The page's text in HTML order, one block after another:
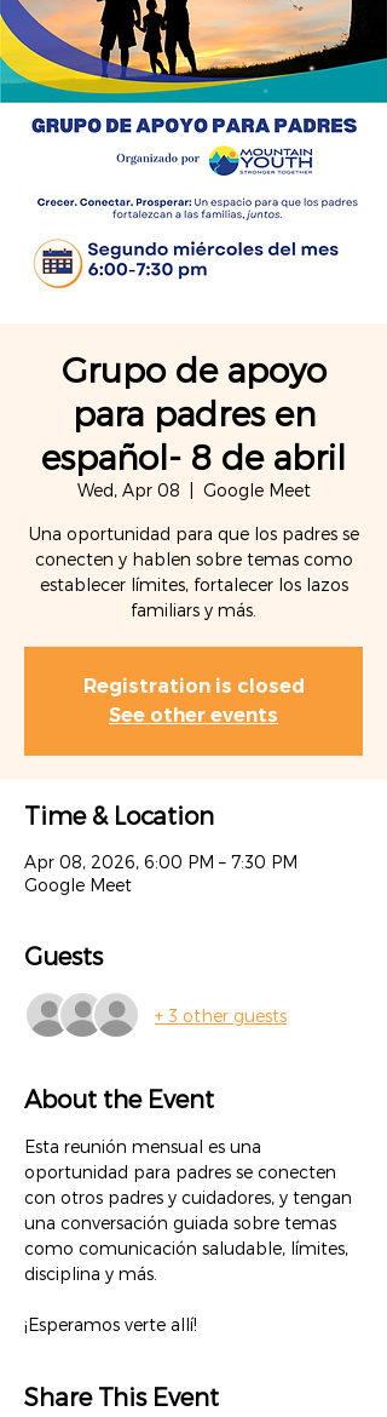
Grupo de apoyo
para padres en
español- 8 de abril
Wed, Apr 08 Google Meet
Una oportunidad para que los padres se
conecten y hablen sobre temas como
establecer límites, fortalecer los lazos
familiars y más.
Registration is closed
See other events
Time & Location
Apr 08, 2026, 6:00 PM – 7:30 PM
Google Meet
Guests
+ 3 other guests
About the Event
Esta reunión mensual es una
oportunidad para padres se conecten
con otros padres y cuidadores, y tengan
una conversación guiada sobre temas
como comunicación saludable, límites,
disciplina y más.
¡Esperamos verte allí!
Share This Event